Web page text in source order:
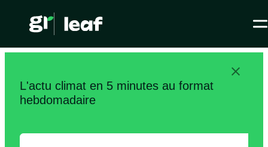
L'actu climat en 5 minutes au format
hebdomadaire